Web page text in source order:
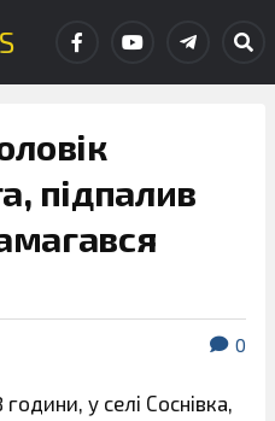
підпалив
0
у селі Соснівка,